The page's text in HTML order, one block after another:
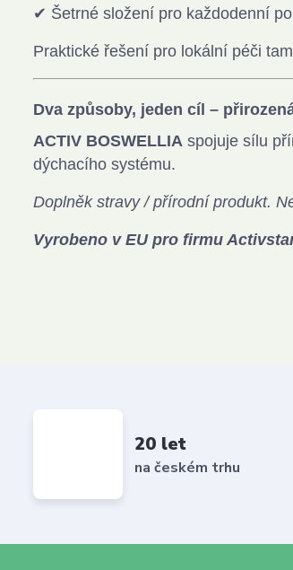
✔ Šetrné složení pro každodenní
Praktické řešení pro lokální péči
Dva způsoby, jeden cíl –
ACTIV BOSWELLIA spojuje sílu
dýchacího systému.
Doplněk stravy / přírodní produkt.
Vyrobeno v EU pro firmu
20 let
na českém trhu